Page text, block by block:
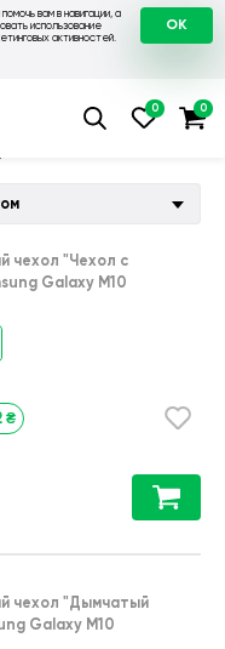
вам в навигации, а
использование
активностей.
OK
💛 Чехол для
чехол "Чехол с
Galaxy M10
₴
чехол "Дымчатый
Galaxy M10